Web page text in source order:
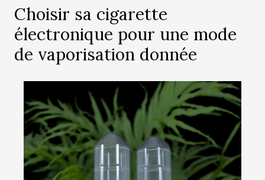
Choisir sa cigarette
électronique pour une mode
de vaporisation donnée